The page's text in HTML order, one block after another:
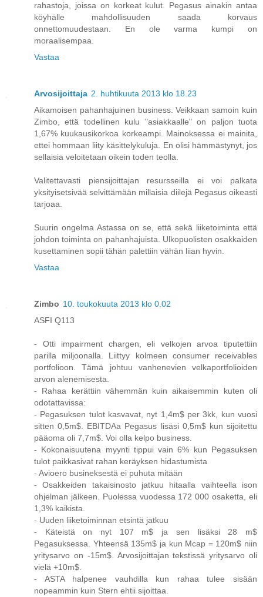
rahastoja, joissa on korkeat kulut. Pegasus ainakin antaa
köyhälle mahdollisuuden saada korvaus
onnettomuudestaan. En ole varma kumpi on
moraalisempaa.
Vastaa
Arvosijoittaja 2. huhtikuuta 2013 klo 18.23
Aikamoisen pahanhajuinen business. Veikkaan samoin kuin
Zimbo, että todellinen kulu "asiakkaalle" on paljon tuota
1,67% kuukausikorkoa korkeampi. Mainoksessa ei mainita,
ettei hommaan liity käsittelykuluja. En olisi hämmästynyt, jos
sellaisia veloitetaan oikein toden teolla.
Valitettavasti piensijoittajan resursseilla ei voi palkata
yksityisetsivää selvittämään millaisia diilejä Pegasus oikeasti
tarjoaa.
Suurin ongelma Astassa on se, että sekä liiketoiminta että
johdon toiminta on pahanhajuista. Ulkopuolisten osakkaiden
kusettaminen sopii tähän palettiin vähän liian hyvin.
Vastaa
Zimbo 10. toukokuuta 2013 klo 0.02
ASFI Q113
- Otti impairment chargen, eli velkojen arvoa tiputettiin
parilla miljoonalla. Liittyy kolmeen consumer receivables
portfolioon. Tämä johtuu vanhenevien velkaportfolioiden
arvon alenemisesta.
- Rahaa kerättiin vähemmän kuin aikaisemmin kuten oli
odotattavissa:
- Pegasuksen tulot kasvavat, nyt 1,4m$ per 3kk, kun vuosi
sitten 0,5m$. EBITDAa Pegasus lisäsi 0,5m$ kun sijoitettu
pääoma oli 7,7m$. Voi olla kelpo business.
- Kokonaisuutena myynti tippui vain 6% kun Pegasuksen
tulot paikkasivat rahan keräyksen hidastumista
- Avioero busineksestä ei puhuta mitään
- Osakkeiden takaisinosto jatkuu hitaalla vaihteella ison
ohjelman jälkeen. Puolessa vuodessa 172 000 osaketta, eli
1,3% kaikista.
- Uuden liiketoiminnan etsintä jatkuu
- Käteistä on nyt 107 m$ ja sen lisäksi 28 m$
Pegasuksessa. Yhteensä 135m$ ja kun Mcap = 120m$ niin
yritysarvo on -15m$. Arvosijoittajan tekstissä yritysarvo oli
vielä +10m$.
- ASTA halpenee vauhdilla kun rahaa tulee sisään
nopeammin kuin Stern ehtii sijoittaa.